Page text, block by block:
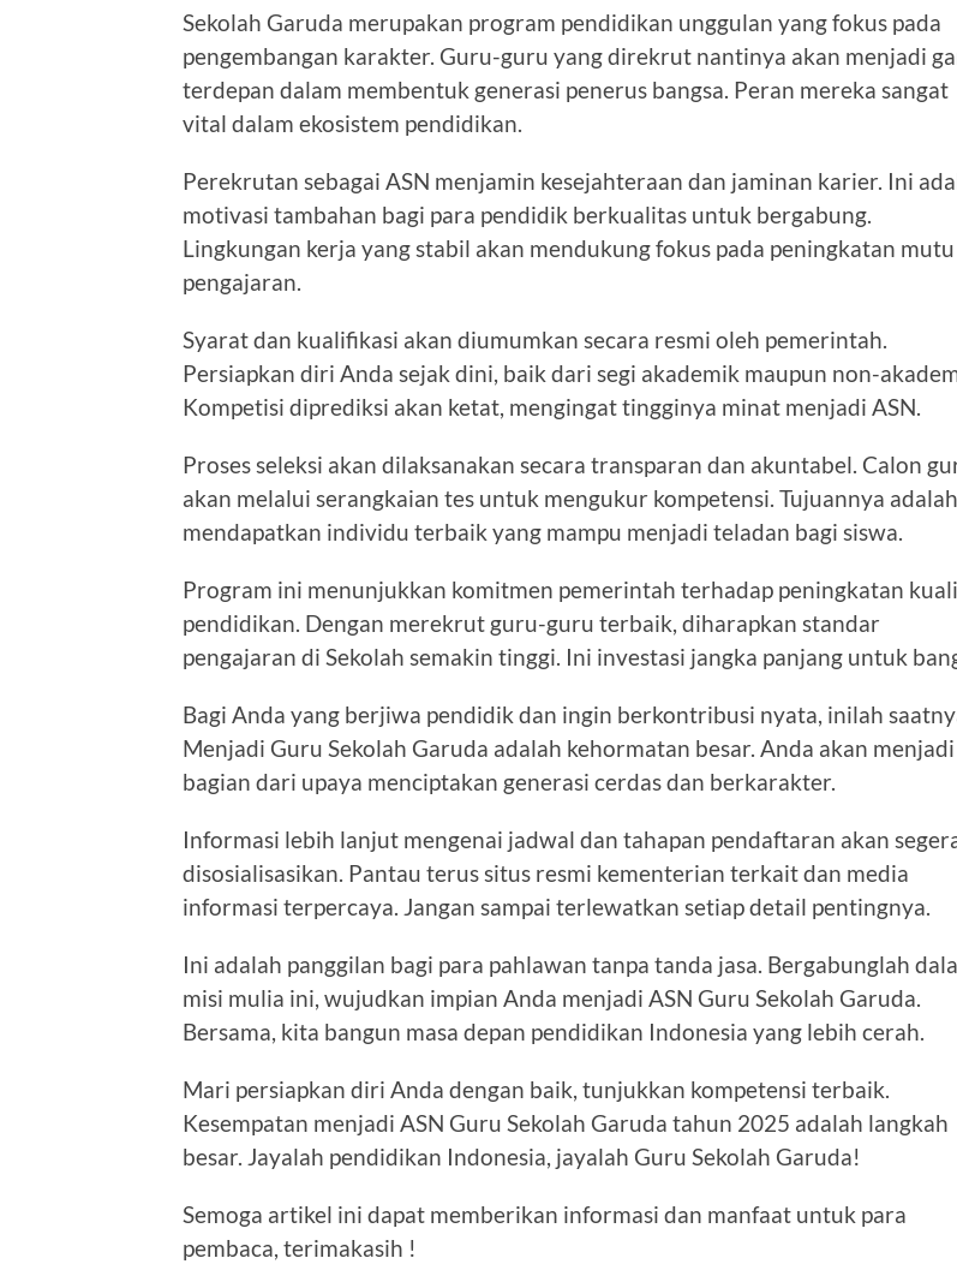
Sekolah Garuda merupakan program pendidikan unggulan yang fokus pada
pengembangan karakter. Guru-guru yang direkrut nantinya akan menjadi
terdepan dalam membentuk generasi penerus bangsa. Peran mereka sangat
vital dalam ekosistem pendidikan.
Perekrutan sebagai ASN menjamin kesejahteraan dan jaminan karier. Ini
motivasi tambahan bagi para pendidik berkualitas untuk bergabung.
Lingkungan kerja yang stabil akan mendukung fokus pada peningkatan mutu
pengajaran.
Syarat dan kualifikasi akan diumumkan secara resmi oleh pemerintah.
Persiapkan diri Anda sejak dini, baik dari segi akademik maupun non-
Kompetisi diprediksi akan ketat, mengingat tingginya minat menjadi ASN.
Proses seleksi akan dilaksanakan secara transparan dan akuntabel. Calon
akan melalui serangkaian tes untuk mengukur kompetensi. Tujuannya adalah
mendapatkan individu terbaik yang mampu menjadi teladan bagi siswa.
Program ini menunjukkan komitmen pemerintah terhadap peningkatan
pendidikan. Dengan merekrut guru-guru terbaik, diharapkan standar
pengajaran di Sekolah semakin tinggi. Ini investasi jangka panjang untuk
Bagi Anda yang berjiwa pendidik dan ingin berkontribusi nyata, inilah
Menjadi Guru Sekolah Garuda adalah kehormatan besar. Anda akan menjadi
bagian dari upaya menciptakan generasi cerdas dan berkarakter.
Informasi lebih lanjut mengenai jadwal dan tahapan pendaftaran akan
disosialisasikan. Pantau terus situs resmi kementerian terkait dan media
informasi terpercaya. Jangan sampai terlewatkan setiap detail pentingnya.
Ini adalah panggilan bagi para pahlawan tanpa tanda jasa. Bergabunglah
misi mulia ini, wujudkan impian Anda menjadi ASN Guru Sekolah Garuda.
Bersama, kita bangun masa depan pendidikan Indonesia yang lebih cerah.
Mari persiapkan diri Anda dengan baik, tunjukkan kompetensi terbaik.
Kesempatan menjadi ASN Guru Sekolah Garuda tahun 2025 adalah langkah
besar. Jayalah pendidikan Indonesia, jayalah Guru Sekolah Garuda!
Semoga artikel ini dapat memberikan informasi dan manfaat untuk para
pembaca, terimakasih !